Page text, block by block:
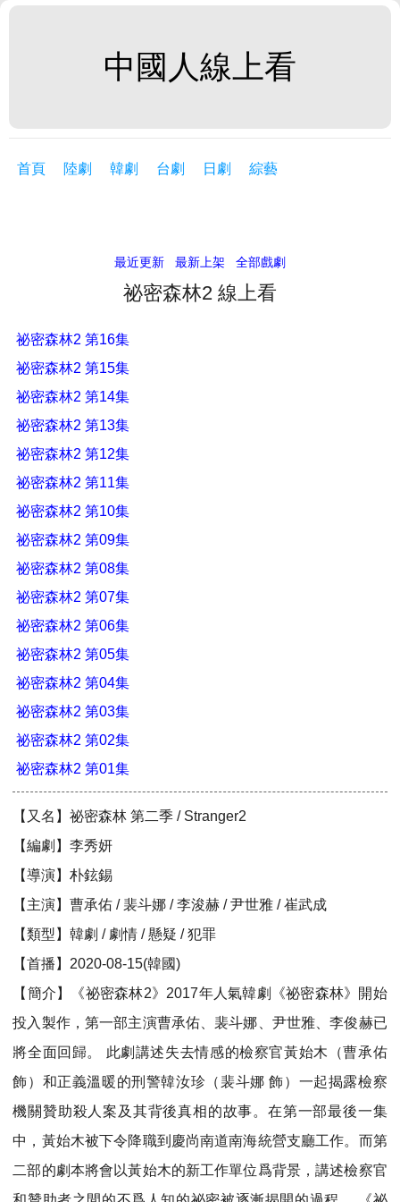
中國人線上看
首頁 陸劇 韓劇 台劇 日劇 綜藝
最近更新 最新上架 全部戲劇
祕密森林2 線上看
祕密森林2 第16集
祕密森林2 第15集
祕密森林2 第14集
祕密森林2 第13集
祕密森林2 第12集
祕密森林2 第11集
祕密森林2 第10集
祕密森林2 第09集
祕密森林2 第08集
祕密森林2 第07集
祕密森林2 第06集
祕密森林2 第05集
祕密森林2 第04集
祕密森林2 第03集
祕密森林2 第02集
祕密森林2 第01集
【又名】祕密森林 第二季 / Stranger2
【編劇】李秀妍
【導演】朴鉉錫
【主演】曹承佑 / 裴斗娜 / 李浚赫 / 尹世雅 / 崔武成
【類型】韓劇 / 劇情 / 懸疑 / 犯罪
【首播】2020-08-15(韓國)
【簡介】《祕密森林2》2017年人氣韓劇《祕密森林》開始
投入製作，第一部主演曹承佑、裴斗娜、尹世雅、李俊赫已
將全面回歸。 此劇講述失去情感的檢察官黃始木（曹承佑
飾）和正義溫暖的刑警韓汝珍（裴斗娜 飾）一起揭露檢察
機關贊助殺人案及其背後真相的故事。在第一部最後一集
中，黃始木被下令降職到慶尚南道南海統營支廳工作。而第
二部的劇本將會以黃始木的新工作單位爲背景，講述檢察官